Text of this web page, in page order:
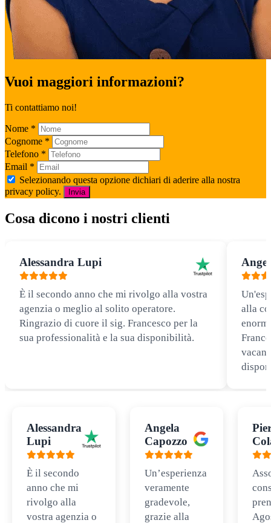
Vuoi maggiori informazioni?
Ti contattiamo noi!
Nome *
Cognome *
Telefono *
Email *
Selezionando questa opzione dichiari di aderire alla nostra
privacy policy.
Invia
Cosa dicono i nostri clienti
Alessandra Lupi
È il secondo anno che mi rivolgo alla vostra
agenzia o meglio al solito operatore.
Ringrazio di cuore il sig. Francesco per la
sua professionalità e la sua disponibilità.
alla
Alessandra
Lupi
È il secondo
anno che mi
rivolgo alla
vostra agenzia o
Angela
Capozzo
Un’esperienza
veramente
gradevole,
grazie alla